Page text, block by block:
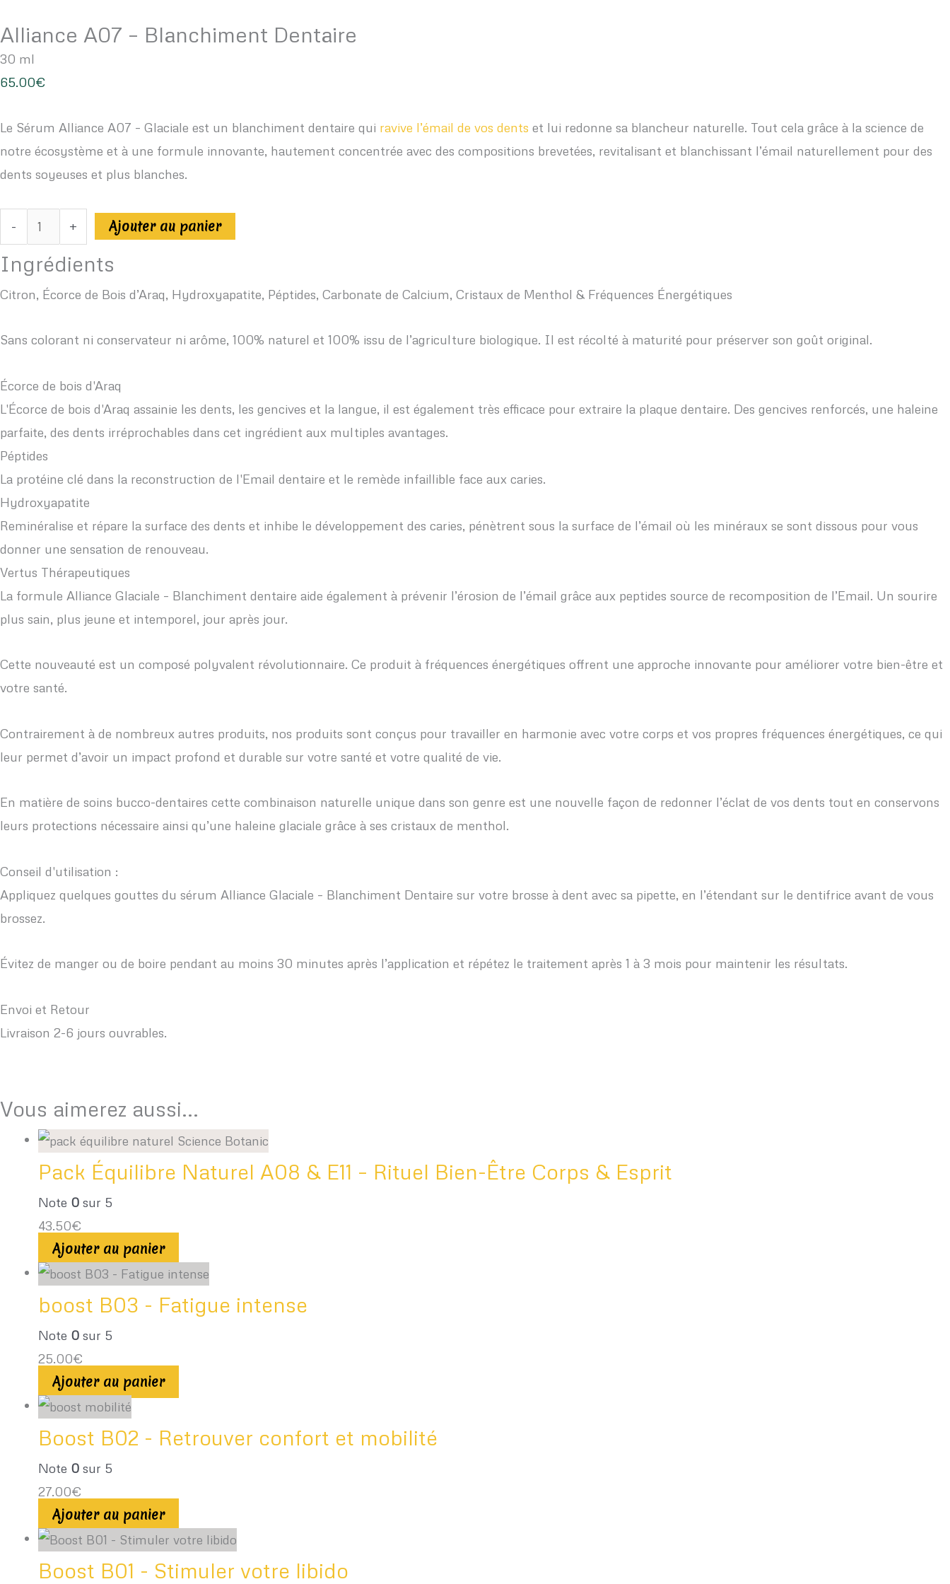
Alliance A07 – Blanchiment Dentaire
30 ml
65.00€
Le Sérum Alliance A07 – Glaciale est un blanchiment dentaire qui ravive l’émail de vos dents et lui redonne sa blancheur naturelle. Tout cela grâce à la science de
notre écosystème et à une formule innovante, hautement concentrée avec des compositions brevetées, revitalisant et blanchissant l’émail naturellement pour des
dents soyeuses et plus blanches.
- + Ajouter au panier
Ingrédients
Citron, Écorce de Bois d’Araq, Hydroxyapatite, Péptides, Carbonate de Calcium, Cristaux de Menthol & Fréquences Énergétiques
Sans colorant ni conservateur ni arôme, 100% naturel et 100% issu de l’agriculture biologique. Il est récolté à maturité pour préserver son goût original.
Écorce de bois d'Araq
L'Écorce de bois d'Araq assainie les dents, les gencives et la langue, il est également très efficace pour extraire la plaque dentaire. Des gencives renforcés, une haleine
parfaite, des dents irréprochables dans cet ingrédient aux multiples avantages.
Péptides
La protéine clé dans la reconstruction de l'Email dentaire et le remède infaillible face aux caries.
Hydroxyapatite
Reminéralise et répare la surface des dents et inhibe le développement des caries, pénètrent sous la surface de l’émail où les minéraux se sont dissous pour vous
donner une sensation de renouveau.
Vertus Thérapeutiques
La formule Alliance Glaciale – Blanchiment dentaire aide également à prévenir l’érosion de l’émail grâce aux peptides source de recomposition de l’Email. Un sourire
plus sain, plus jeune et intemporel, jour après jour.
Cette nouveauté est un composé polyvalent révolutionnaire. Ce produit à fréquences énergétiques offrent une approche innovante pour améliorer votre bien-être et
votre santé.
Contrairement à de nombreux autres produits, nos produits sont conçus pour travailler en harmonie avec votre corps et vos propres fréquences énergétiques, ce qui
leur permet d’avoir un impact profond et durable sur votre santé et votre qualité de vie.
En matière de soins bucco-dentaires cette combinaison naturelle unique dans son genre est une nouvelle façon de redonner l’éclat de vos dents tout en conservons
leurs protections nécessaire ainsi qu’une haleine glaciale grâce à ses cristaux de menthol.
Conseil d'utilisation :
Appliquez quelques gouttes du sérum Alliance Glaciale – Blanchiment Dentaire sur votre brosse à dent avec sa pipette, en l’étendant sur le dentifrice avant de vous
brossez.
Évitez de manger ou de boire pendant au moins 30 minutes après l’application et répétez le traitement après 1 à 3 mois pour maintenir les résultats.
Envoi et Retour
Livraison 2-6 jours ouvrables.
Vous aimerez aussi...
Pack Équilibre Naturel A08 & E11 – Rituel Bien-Être Corps & Esprit
Note 0 sur 5
43.50€
Ajouter au panier
boost B03 - Fatigue intense
Note 0 sur 5
25.00€
Ajouter au panier
Boost B02 - Retrouver confort et mobilité
Note 0 sur 5
27.00€
Ajouter au panier
Boost B01 - Stimuler votre libido